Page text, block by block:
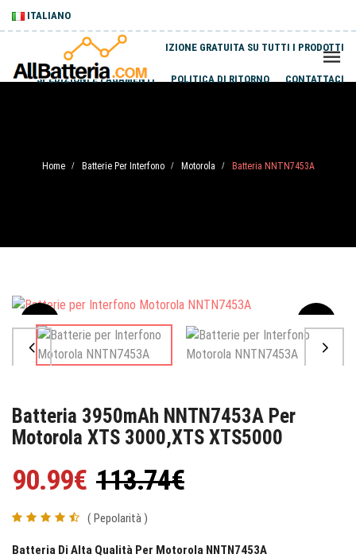
ITALIANO
SPEDIZIONE GRATUITA SU TUTTI I PRODOTTI
SPEDIZIONI E PAGAMENTI POLITICA DI RITORNO CONTATTACI
Home / Batterie Per Interfono / Motorola / Batteria NNTN7453A
Sale
Batteria 3950mAh NNTN7453A Per
Motorola XTS 3000,XTS XTS5000
90.99€ 113.74€
( Pepolarità )
Batteria Di Alta Qualità Per Motorola NNTN7453A